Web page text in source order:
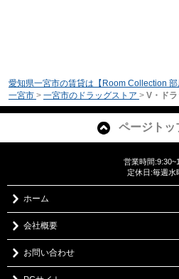
愛知県一宮市の賃貸は【Room Collection 部
一宮市 > 一宮市のドラッグストア > V・ド
ページトッ
営業時間
定休日:毎週水
ホーム
会社概要
お問い合わせ